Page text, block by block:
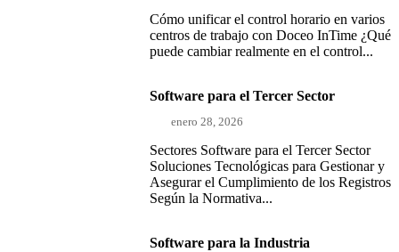
Cómo unificar el control horario en varios
centros de trabajo con Doceo InTime ¿Qué
puede cambiar realmente en el control...
Software para el Tercer Sector
enero 28, 2026
Sectores Software para el Tercer Sector
Soluciones Tecnológicas para Gestionar y
Asegurar el Cumplimiento de los Registros
Según la Normativa...
Software para la Industria